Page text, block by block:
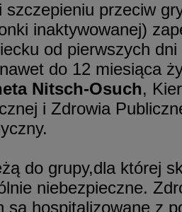
szczepieniu przeciw
inaktywowanej)
od pierwszych
do 12 miesiąca
Nitsch-Osuch,
i Zdrowia
do grupy,dla której
niebezpieczne.
są hospitalizowane z